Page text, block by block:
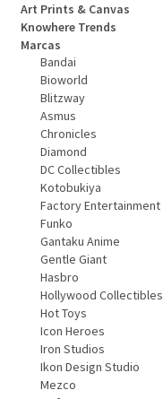
Art Prints & Canvas
Knowhere Trends
Marcas
Bandai
Bioworld
Blitzway
Asmus
Chronicles
Diamond
DC Collectibles
Kotobukiya
Factory Entertainment
Funko
Gantaku Anime
Gentle Giant
Hasbro
Hollywood Collectibles
Hot Toys
Icon Heroes
Iron Studios
Ikon Design Studio
Mezco